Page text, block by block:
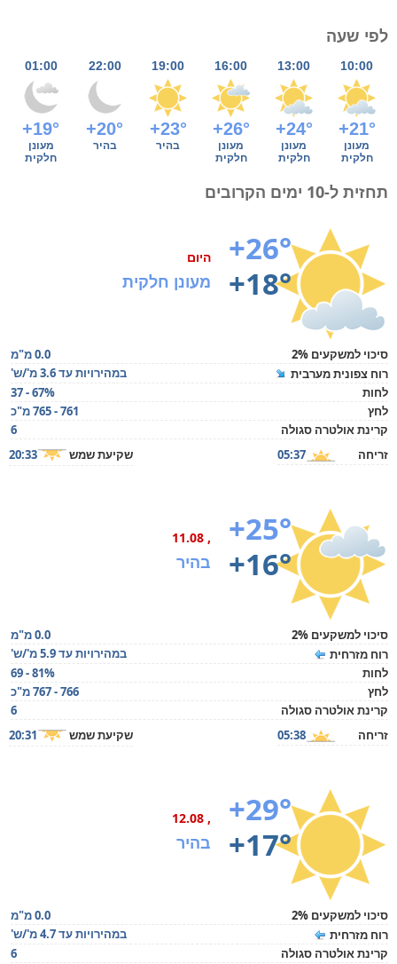
לפי שעה
10:00
13:00
16:00
19:00
22:00
01:00
+21°
+24°
+26°
+23°
+20°
+19°
מעונן
חלקית
מעונן
חלקית
מעונן
חלקית
בהיר בהיר
מעונן
חלקית
תחזית ל-10 ימים הקרובים
+26°
+18°
היום
מעונן חלקית
סיכוי למשקעים 2%
0.0 מ"מ
רוח צפונית מערבית
במהירויות עד 3.6 מ'/ש'
לחות
37 - 67%
לחץ
761 - 765 מ"כ
קרינת אולטרה סגולה
6
זריחה
05:37 שקיעת שמש 20:33
+25°
+16°
, 11.08
בהיר
סיכוי למשקעים 2%
0.0 מ"מ
רוח מזרחית
במהירויות עד 5.9 מ'/ש'
לחות
69 - 81%
לחץ
766 - 767 מ"כ
קרינת אולטרה סגולה
6
זריחה
05:38 שקיעת שמש 20:31
+29°
+17°
, 12.08
בהיר
סיכוי למשקעים 2%
0.0 מ"מ
רוח מזרחית
במהירויות עד 4.7 מ'/ש'
קרינת אולטרה סגולה
6